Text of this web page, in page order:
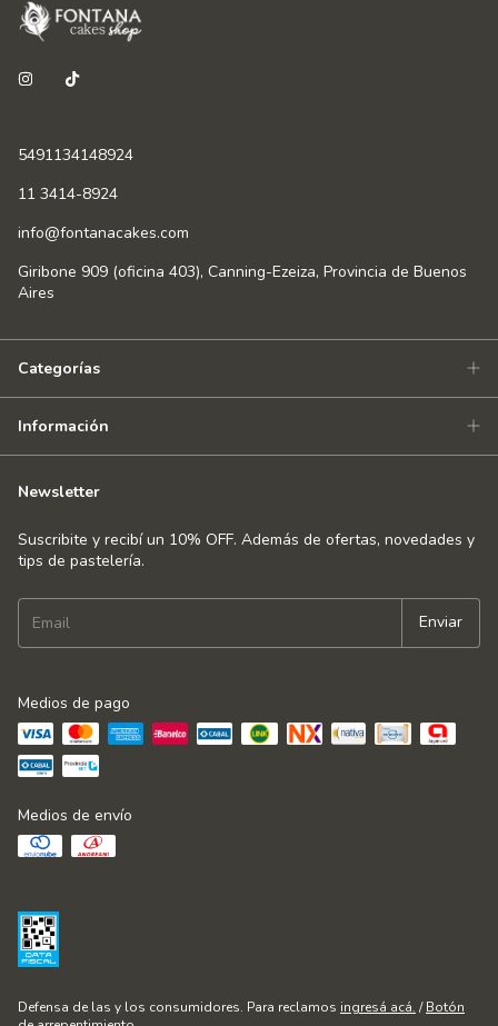
5491134148924
11 3414-8924
info@fontanacakes.com
Giribone 909 (oficina 403), Canning-Ezeiza, Provincia de Buenos
Aires
Categorías
Información
Newsletter
Suscribite y recibí un 10% OFF. Además de ofertas, novedades y
tips de pastelería.
Medios de pago
Medios de envío
Defensa de las y los consumidores. Para reclamos ingresá acá. / Botón